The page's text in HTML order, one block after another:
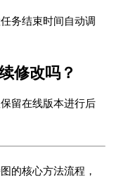
务结束时间自动调
修改吗？
留在线版本进行后
的核心方法流程，